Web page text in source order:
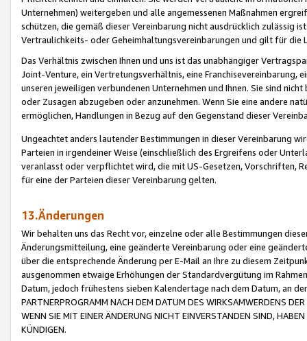
Unternehmen) weitergeben und alle angemessenen Maßnahmen
schützen, die gemäß dieser Vereinbarung nicht ausdrücklich zulässig
Vertraulichkeits- oder Geheimhaltungsvereinbarungen und gilt für die
Das Verhältnis zwischen Ihnen und uns ist das unabhängiger
Joint-Venture, ein Vertretungsverhältnis, eine Franchisevereinbarung,
unseren jeweiligen verbundenen Unternehmen und Ihnen. Sie sind
oder Zusagen abzugeben oder anzunehmen. Wenn Sie eine andere
ermöglichen, Handlungen in Bezug auf den Gegenstand dieser
Ungeachtet anders lautender Bestimmungen in dieser Vereinbarung
Parteien in irgendeiner Weise (einschließlich des Ergreifens oder
veranlasst oder verpflichtet wird, die mit US-Gesetzen, Vorschriften,
für eine der Parteien dieser Vereinbarung gelten.
13.Änderungen
Wir behalten uns das Recht vor, einzelne oder alle Bestimmungen
Änderungsmitteilung, eine geänderte Vereinbarung oder eine
über die entsprechende Änderung per E-Mail an Ihre zu diesem
ausgenommen etwaige Erhöhungen der Standardvergütung im
Datum, jedoch frühestens sieben Kalendertage nach dem Datum, an
PARTNERPROGRAMM NACH DEM DATUM DES WIRKSAMWERDENS
WENN SIE MIT EINER ÄNDERUNG NICHT EINVERSTANDEN SIND,
KÜNDIGEN.